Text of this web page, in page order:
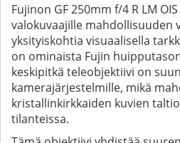
Fujinon GF 250mm f/4 R LM
valokuvaajille mahdollisuuden
yksityiskohtia visuaalisella
on ominaista Fujin
keskipitkä teleobjektiivi on
kamerajärjestelmille, mikä
kristallinkirkkaiden kuvien
tilanteissa.